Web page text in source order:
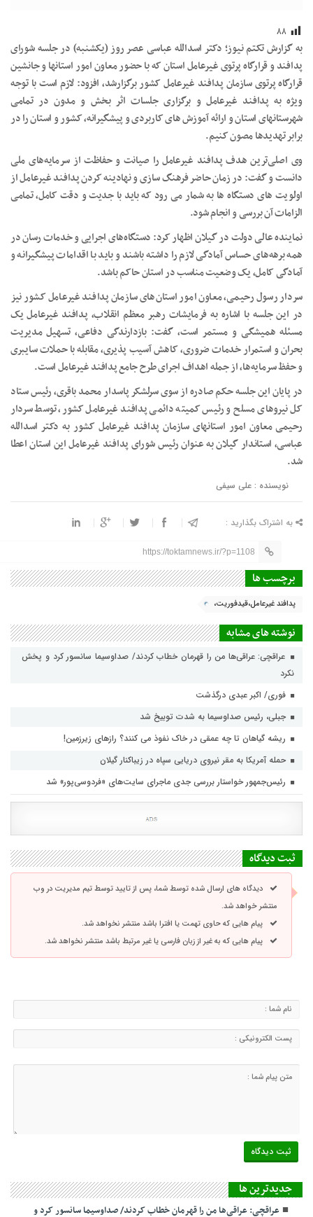
۸۸
به گزارش تکتم نیوز؛ دکتر اسدالله عباسی عصر روز (یکشنبه) در جلسه شورای
پدافند و قرارگاه پرتوی غیرعامل استان که با حضور معاون امور استانها و جانشین
قرارگاه پرتوی سازمان پدافند غیرعامل کشور برگزارشد، افزود: لازم است با توجه
ویژه به پدافند غیرعامل و برگزاری جلسات اثر بخش و مدون در تمامی
شهرستانهای استان و ارائه آموزش های کاربردی و پیشگیرانه، کشور و استان را در
برابر تهدیدها مصون کنیم.
وی اصلی‌ترین هدف پدافند غیرعامل را صیانت و حفاظت از سرمایه‌های ملی
دانست و گفت: در زمان حاضر فرهنگ سازی و نهادینه کردن پدافند غیرعامل از
اولویت های دستگاه ها به شمار می رود که باید با جدیت و دقت کامل، تمامی
الزامات آن بررسی و انجام شود.
نماینده عالی دولت در گیلان اظهار کرد: دستگاه‌های اجرایی و خدمات رسان در
همه برهه‌های حساس آمادگی لازم را داشته باشند و باید با اقدامات پیشگیرانه و
آمادگی کامل، یک وضعیت مناسب در استان حاکم باشد.
سردار رسول رحیمی، معاون امور استان‌های سازمان پدافند غیرعامل کشور نیز
در این جلسه با اشاره به فرمایشات رهبر معظم انقلاب، پدافند غیرعامل یک
مسئله همیشگی و مستمر است، گفت: بازدارندگی دفاعی، تسهیل مدیریت
بحران و استمرار خدمات ضروری، کاهش آسیب پذیری، مقابله با حملات سایبری
و حفظ سرمایه‌ها، از جمله اهداف اجرای طرح جامع پدافند غیرعامل است.
در پایان این جلسه حکم صادره از سوی سرلشکر پاسدار محمد باقری، رئیس ستاد
کل نیروهای مسلح و رئیس کمیته دائمی پدافند غیرعامل کشور، توسط سردار
رحیمی معاون امور استانهای سازمان پدافند غیرعامل کشور به دکتر اسدالله
عباسی، استاندار گیلان به عنوان رئیس شورای پدافند غیرعامل این استان اعطا
شد.
نویسنده : علی سیفی
به اشتراک بگذارید :
https://toktamnews.ir/?p=1108
برچسب ها
پدافند غیرعامل،قیدفوریت،
نوشته های مشابه
عراقچی: عراقی‌ها من را قهرمان خطاب کردند/ صداوسیما سانسور کرد و پخش
نکرد
فوری/ اکبر عبدی درگذشت
جبلی، رئیس صداوسیما به شدت توبیخ شد
ریشه گیاهان تا چه عمقی در خاک نفوذ می کنند؟ رازهای زیرزمین!
حمله آمریکا به مقر نیروی دریایی سپاه در زیباکنار گیلان
رئیس‌جمهور خواستار بررسی جدی ماجرای سایت‌های «فردوسی‌پور» شد
ثبت دیدگاه
دیدگاه های ارسال شده توسط شما، پس از تایید توسط تیم مدیریت در وب
منتشر خواهد شد.
پیام هایی که حاوی تهمت یا افترا باشد منتشر نخواهد شد.
پیام هایی که به غیر از زبان فارسی یا غیر مرتبط باشد منتشر نخواهد شد.
جديدترين ها
عراقچی: عراقی‌ها من را قهرمان خطاب کردند/ صداوسیما سانسور کرد و